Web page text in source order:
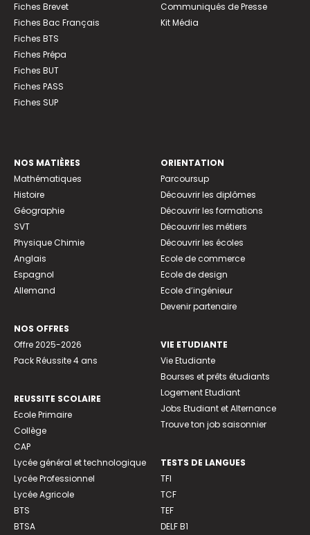
Fiches Brevet
Fiches Bac Français
Fiches BTS
Fiches Prépa
Fiches BUT
Fiches PASS
Fiches SUP
Communiqués de Presse
Kit Média
NOS MATIÈRES
Mathématiques
Histoire
Géographie
SVT
Physique Chimie
Anglais
Espagnol
Allemand
NOS OFFRES
Offre 2025-2026
Pack Réussite 4 ans
REUSSITE SCOLAIRE
Ecole Primaire
Collège
CAP
Lycée général et technologique
Lycée Professionnel
Lycée Agricole
BTS
BTSA
ORIENTATION
Parcoursup
Découvrir les diplômes
Découvrir les formations
Découvrir les métiers
Découvrir les écoles
Ecole de commerce
Ecole de design
Ecole d’ingénieur
Devenir partenaire
VIE ETUDIANTE
Vie Etudiante
Bourses et prêts étudiants
Logement Etudiant
Jobs Etudiant et Alternance
Trouve ton job saisonnier
TESTS DE LANGUES
TFI
TCF
TEF
DELF B1